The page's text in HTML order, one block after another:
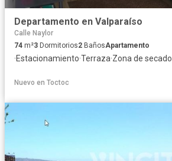
Departamento en Valparaíso
Calle Naylor
74 m²3 Dormitorios2 BañosApartamento
·Estacionamiento·Terraza·Zona de secado
Nuevo en Toctoc